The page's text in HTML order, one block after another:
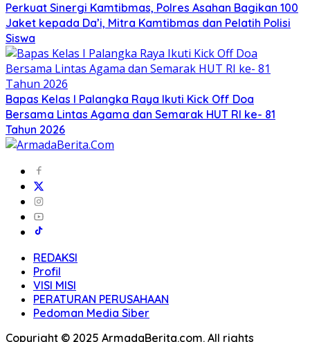
Perkuat Sinergi Kamtibmas, Polres Asahan Bagikan 100
Jaket kepada Da’i, Mitra Kamtibmas dan Pelatih Polisi
Siswa
Bapas Kelas I Palangka Raya Ikuti Kick Off Doa
Bersama Lintas Agama dan Semarak HUT RI ke- 81
Tahun 2026
REDAKSI
Profil
VISI MISI
PERATURAN PERUSAHAAN
Pedoman Media Siber
Copyright © 2025 ArmadaBerita.com. All rights